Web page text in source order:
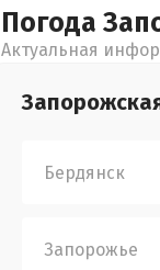
Погода
Актуальная
Бердянск
Запорожье